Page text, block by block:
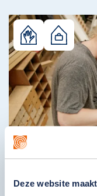
Deze website